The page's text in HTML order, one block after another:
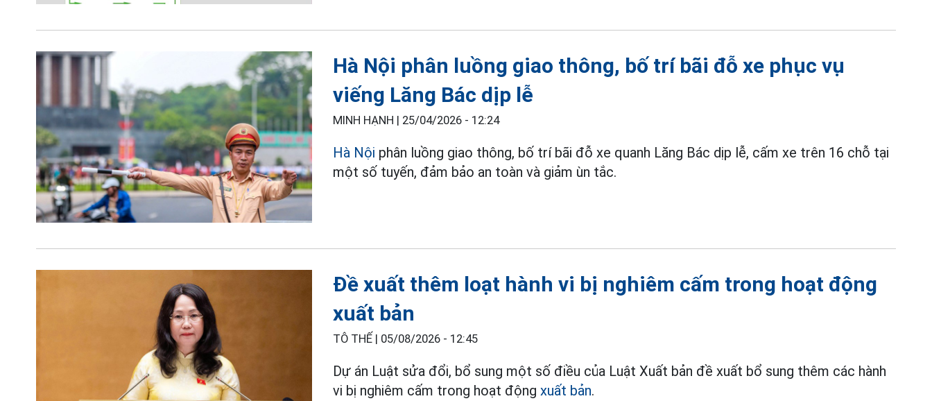
Hà Nội phân luồng giao thông, bố trí bãi đỗ xe phục vụ
viếng Lăng Bác dịp lễ
MINH HẠNH | 25/04/2026 - 12:24
Hà Nội phân luồng giao thông, bố trí bãi đỗ xe quanh Lăng Bác dịp lễ, cấm xe trên 16 chỗ tại
một số tuyến, đảm bảo an toàn và giảm ùn tắc.
Đề xuất thêm loạt hành vi bị nghiêm cấm trong hoạt động
xuất bản
TÔ THẾ | 05/08/2026 - 12:45
Dự án Luật sửa đổi, bổ sung một số điều của Luật Xuất bản đề xuất bổ sung thêm các hành
vi bị nghiêm cấm trong hoạt độngxuất bản.